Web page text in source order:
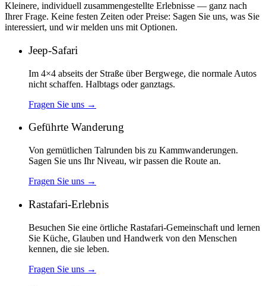
Kleinere, individuell zusammengestellte Erlebnisse — ganz nach
Ihrer Frage. Keine festen Zeiten oder Preise: Sagen Sie uns, was Sie
interessiert, und wir melden uns mit Optionen.
Jeep-Safari
Im 4×4 abseits der Straße über Bergwege, die normale Autos
nicht schaffen. Halbtags oder ganztags.
Fragen Sie uns →
Geführte Wanderung
Von gemütlichen Talrunden bis zu Kammwanderungen.
Sagen Sie uns Ihr Niveau, wir passen die Route an.
Fragen Sie uns →
Rastafari-Erlebnis
Besuchen Sie eine örtliche Rastafari-Gemeinschaft und lernen
Sie Küche, Glauben und Handwerk von den Menschen
kennen, die sie leben.
Fragen Sie uns →